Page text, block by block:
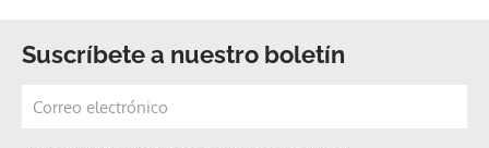
Suscríbete a nuestro boletín